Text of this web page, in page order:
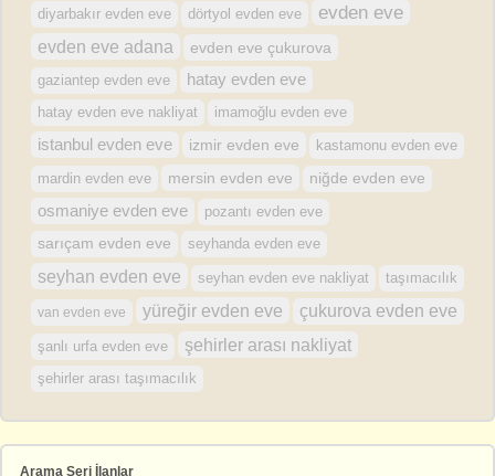
diyarbakır evden eve dörtyol evden eve evden eve
evden eve adana evden eve çukurova
gaziantep evden eve hatay evden eve
hatay evden eve nakliyat imamoğlu evden eve
istanbul evden eve izmir evden eve
kastamonu evden eve
mardin evden eve
mersin evden eve niğde evden eve
osmaniye evden eve pozantı evden eve
sarıçam evden eve seyhanda evden eve
seyhan evden eve seyhan evden eve nakliyat taşımacılık
van evden eve yüreğir evden eve çukurova evden eve
şanlı urfa evden eve şehirler arası nakliyat
şehirler arası taşımacılık
Arama Seri İlanlar